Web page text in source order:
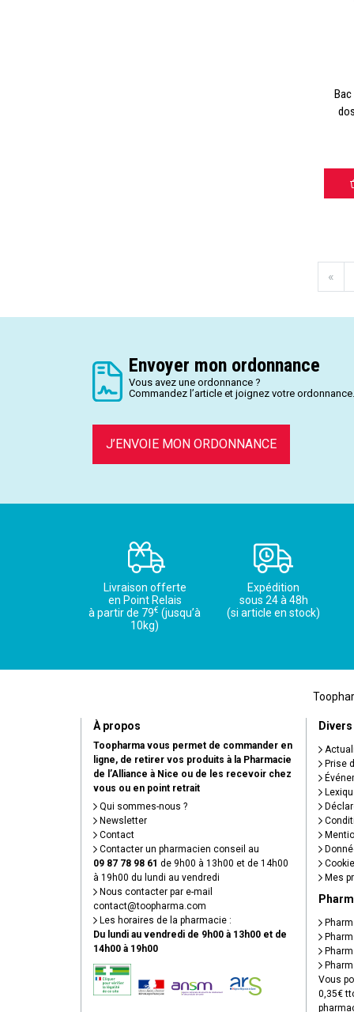
«
Envoyer mon ordonnance
Vous avez une ordonnance ?
Commandez l’article et joignez votre ordonnance.
J’ENVOIE MON ORDONNANCE
Livraison offerte
en Point Relais
à partir de 79€ (jusqu’à
10kg)
Expédition
sous 24 à 48h
(si article en stock)
À propos
Toopharma vous permet de commander en
ligne, de retirer vos produits à la Pharmacie
de l’Alliance à Nice ou de les recevoir chez
vous ou en point retrait
Qui sommes-nous ?
Newsletter
Contact
Contacter un pharmacien conseil au
09 87 78 98 61 de 9h00 à 13h00 et de 14h00
à 19h00 du lundi au vendredi
Nous contacter par e-mail
contact@toopharma.com
Les horaires de la pharmacie :
Du lundi au vendredi de 9h00 à 13h00 et de
14h00 à 19h00
Divers
Prise
Mes
Vous
0,35€